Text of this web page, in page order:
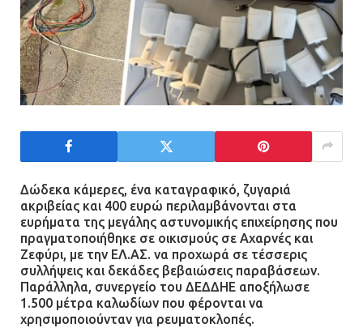
Δώδεκα κάμερες, ένα καταγραφικό, ζυγαριά
ακριβείας και 400 ευρώ περιλαμβάνονται στα
ευρήματα της μεγάλης αστυνομικής επιχείρησης που
πραγματοποιήθηκε σε οικισμούς σε Αχαρνές και
Ζεφύρι, με την ΕΛ.ΑΣ. να προχωρά σε τέσσερις
συλλήψεις και δεκάδες βεβαιώσεις παραβάσεων.
Παράλληλα, συνεργείο του ΔΕΔΔΗΕ αποξήλωσε
1.500 μέτρα καλωδίων που φέρονται να
χρησιμοποιούνταν για ρευματοκλοπές.